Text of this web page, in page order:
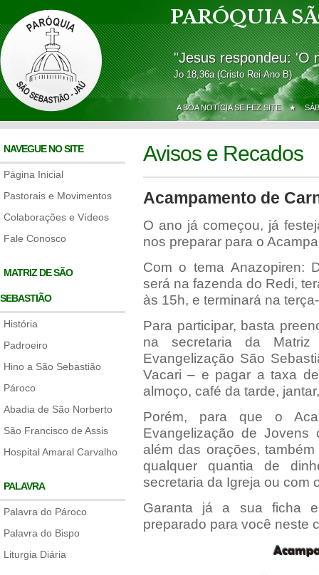
PARÓQUIA
"Jesus respondeu: 'O
Jo 18,36a (Cristo Rei-Ano B)
A BOA NOTÍCIA SE FEZ SITE ★
NAVEGUE NO SITE
Página Inicial
Pastorais e Movimentos
Colaborações e Vídeos
Fale Conosco
MATRIZ DE SÃO
SEBASTIÃO
História
Padroeiro
Hino a São Sebastião
Pároco
Abadia de São Norberto
São Francisco de Assis
Hospital Amaral Carvalho
PALAVRA
Palavra do Pároco
Palavra do Bispo
Liturgia Diária
Avisos e Recados
Acampamento de
O ano já começou, já
nos preparar para o
Com o tema Anazopiren:
será na fazenda do Redi,
às 15h, e terminará na
Para participar, basta
na secretaria da
Evangelização São
Vacari – e pagar a taxa
almoço, café da tarde,
Porém, para que o
Evangelização de
além das orações,
qualquer quantia de
secretaria da Igreja ou com
Garanta já a sua ficha
preparado para você neste